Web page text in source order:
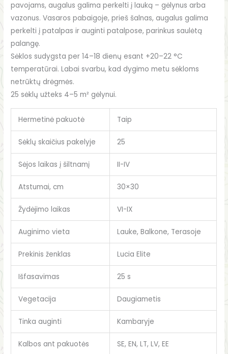
pavojams, augalus galima perkelti į lauką – gėlynus arba
vazonus. Vasaros pabaigoje, prieš šalnas, augalus galima
perkelti į patalpas ir auginti patalpose, parinkus saulėtą
palangę.
Sėklos sudygsta per 14–18 dienų esant +20–22 °C
temperatūrai. Labai svarbu, kad dygimo metu sėkloms
netrūktų drėgmės.
25 sėklų užteks 4–5 m² gėlynui.
Hermetinė pakuotė Taip
Sėklų skaičius pakelyje 25
Sėjos laikas į šiltnamį II-IV
Atstumai, cm 30×30
Žydėjimo laikas VI-IX
Auginimo vieta Lauke, Balkone, Terasoje
Prekinis ženklas Lucia Elite
Išfasavimas 25 s
Vegetacija Daugiametis
Tinka auginti Kambaryje
Kalbos ant pakuotės SE, EN, LT, LV, EE